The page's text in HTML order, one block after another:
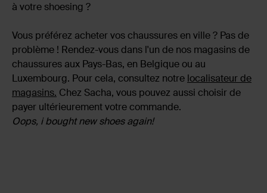
à votre shoesing ?
Vous préférez acheter vos chaussures en ville ? Pas de
problème ! Rendez-vous dans l'un de nos magasins de
chaussures aux Pays-Bas, en Belgique ou au
Luxembourg. Pour cela, consultez notre localisateur de
magasins. Chez Sacha, vous pouvez aussi choisir de
payer ultérieurement votre commande.
Oops, i bought new shoes again!